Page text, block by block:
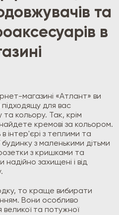
та
в
магазині «Атлант» ви
для вас
та кольору. Так, крім
кремові за кольором.
інтер'єрі з теплими та
з маленькими дітьми
з кришками та
захищені і від
то краще вибирати
Вони особливо
великої та потужної